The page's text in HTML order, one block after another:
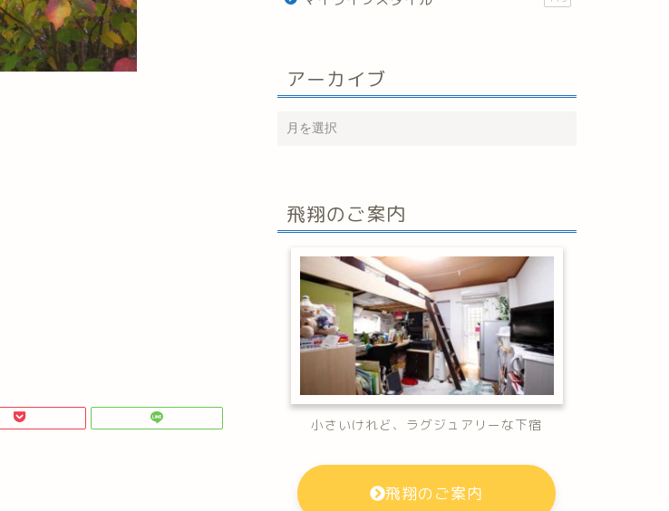
アーカイブ
飛翔のご案内
小さいけれど、ラグジュアリーな下宿
飛翔のご案内